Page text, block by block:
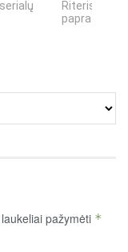
Riteris" – kai
pažymėti *